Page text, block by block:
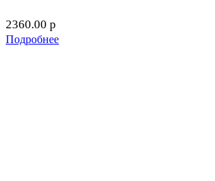
2360.00 p
Подробнее